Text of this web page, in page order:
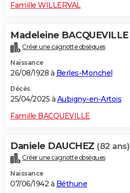
Famille WILLERVAL
Madeleine BACQUEVILLE
Créer une cagnotte obsèques
Naissance
26/08/1928 à Berles-Monchel
Décès
25/04/2025 à Aubigny-en-Artois
Famille BACQUEVILLE
Daniele DAUCHEZ (82 ans)
Créer une cagnotte obsèques
Naissance
07/06/1942 à Béthune